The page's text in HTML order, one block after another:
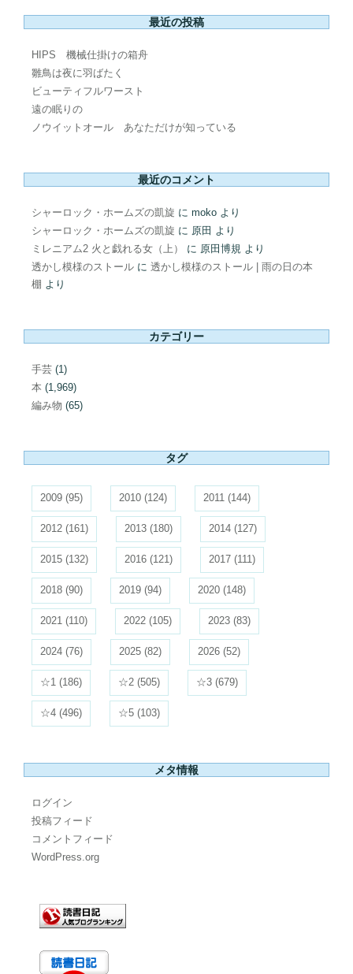
最近の投稿
HIPS 機械仕掛けの箱舟
雛鳥は夜に羽ばたく
ビューティフルワースト
遠の眠りの
ノウイットオール あなただけが知っている
最近のコメント
シャーロック・ホームズの凱旋 に moko より
シャーロック・ホームズの凱旋 に 原田 より
ミレニアム2 火と戯れる女（上）
に 原田博規 より
透かし模様のストール に 透かし模様のストール | 雨の日の本
棚 より
カテゴリー
手芸 (1)
本 (1,969)
編み物 (65)
タグ
2009 (95) 2010 (124) 2011 (144)
2012 (161) 2013 (180) 2014 (127)
2015 (132) 2016 (121) 2017 (111)
2018 (90) 2019 (94) 2020 (148)
2021 (110) 2022 (105) 2023 (83)
2024 (76) 2025 (82) 2026 (52)
☆1 (186) ☆2 (505) ☆3 (679)
☆4 (496) ☆5 (103)
メタ情報
ログイン
投稿フィード
コメントフィード
WordPress.org